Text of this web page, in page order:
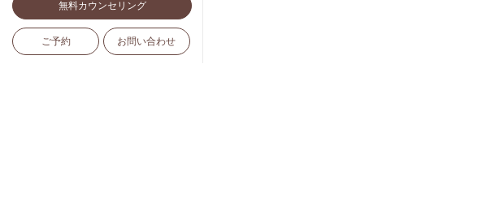
無料カウンセリング
ご予約 お問い合わせ